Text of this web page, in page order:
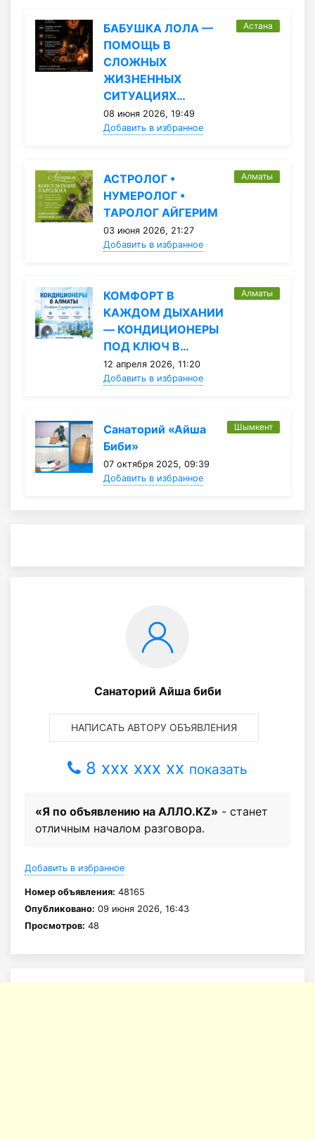
БАБУШКА ЛОЛА —
ПОМОЩЬ В
СЛОЖНЫХ
ЖИЗНЕННЫХ
СИТУАЦИЯХ…
08 июня 2026, 19:49
Добавить в избранное
Астана
АСТРОЛОГ •
НУМЕРОЛОГ •
ТАРОЛОГ АЙГЕРИМ
03 июня 2026, 21:27
Добавить в избранное
Алматы
КОМФОРТ В
КАЖДОМ ДЫХАНИИ
— КОНДИЦИОНЕРЫ
ПОД КЛЮЧ В…
12 апреля 2026, 11:20
Добавить в избранное
Алматы
Санаторий «Айша
Биби»
07 октября 2025, 09:39
Добавить в избранное
Шымкент
Санаторий Айша биби
НАПИСАТЬ АВТОРУ ОБЪЯВЛЕНИЯ
8 xxx xxx xx показать
«Я по объявлению на АЛЛО.KZ» - станет
отличным началом разговора.
Добавить в избранное
Номер объявления: 48165
Опубликовано: 09 июня 2026, 16:43
Просмотров: 48